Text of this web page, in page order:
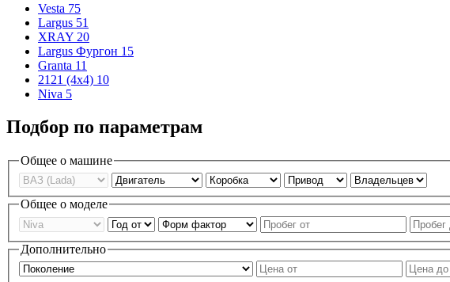
Vesta 75
Largus 51
XRAY 20
Largus Фургон 15
Granta 11
2121 (4x4) 10
Niva 5
Подбор по параметрам
Общее о машине
Общее о моделе
Дополнительно